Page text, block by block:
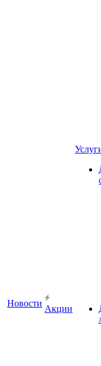
Новости
Акции